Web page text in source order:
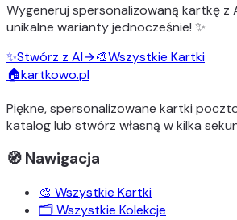
Wygeneruj spersonalizowaną kartkę z
unikalne wariantyjednocześnie! ✨
✨Stwórz z AI→🎨Wszystkie Kartki
🏠kartkowo.pl
Piękne, spersonalizowane kartki
katalog lub stwórz własną w kilka
🧭 Nawigacja
🎨 Wszystkie Kartki
🗂️ Wszystkie Kolekcje